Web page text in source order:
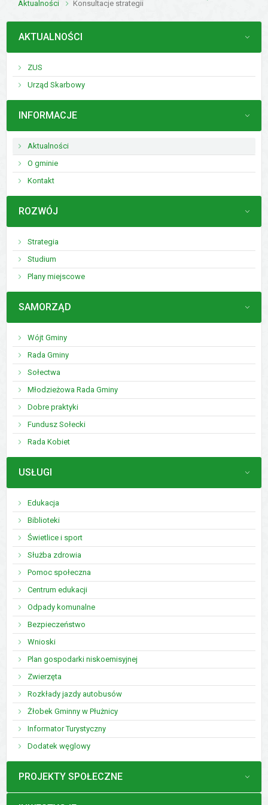
Aktualności
Konsultacje strategii
MENU
AKTUALNOŚCI
ZUS
Urząd Skarbowy
MENU
INFORMACJE
Aktualności
O gminie
Kontakt
MENU
ROZWÓJ
Strategia
Studium
Plany miejscowe
MENU
SAMORZĄD
Wójt Gminy
Rada Gminy
Sołectwa
Młodzieżowa Rada Gminy
Dobre praktyki
Fundusz Sołecki
Rada Kobiet
MENU
USŁUGI
Edukacja
Biblioteki
Świetlice i sport
Służba zdrowia
Pomoc społeczna
Centrum edukacji
Odpady komunalne
Bezpieczeństwo
Wnioski
Plan gospodarki niskoemisyjnej
Zwierzęta
Rozkłady jazdy autobusów
Żłobek Gminny w Płużnicy
Informator Turystyczny
Dodatek węglowy
MENU
PROJEKTY SPOŁECZNE